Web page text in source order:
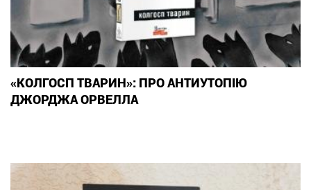
«КОЛГОСП ТВАРИН»: ПРО АНТИУТОПІЮ
ДЖОРДЖА ОРВЕЛЛА